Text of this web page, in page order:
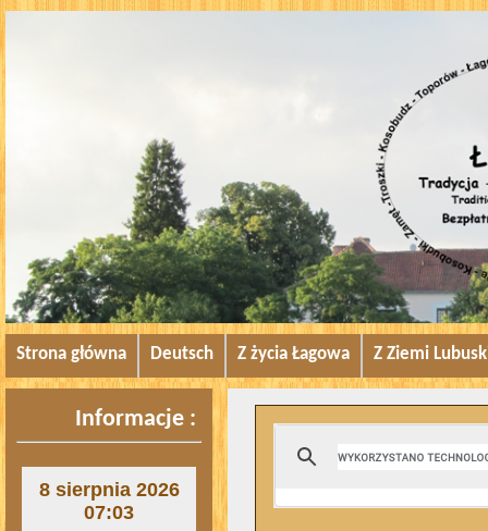
Strona główna Deutsch Z życia Łagowa Z Ziemi
Informacje :
8 sierpnia 2026
07:03